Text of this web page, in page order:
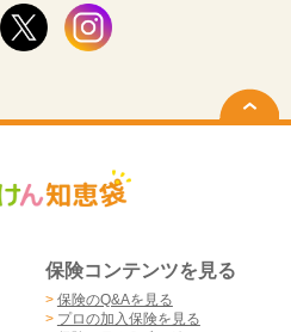
保険コンテンツを見る
> 保険のQ&Aを見る
> プロの加入保険を見る